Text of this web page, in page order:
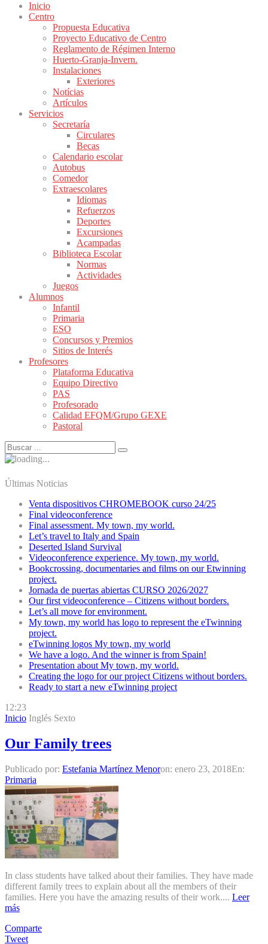
Inicio
Centro
Propuesta Educativa
Proyecto Educativo de Centro
Reglamento de Régimen Interno
Huerto-Granja-Invern.
Instalaciones
Exteriores
Notícias
Artículos
Servicios
Secretaría
Circulares
Becas
Calendario escolar
Autobus
Comedor
Extraescolares
Idiomas
Refuerzos
Deportes
Excursiones
Acampadas
Biblioteca Escolar
Normas
Actividades
Juegos
Alumnos
Infantil
Primaria
ESO
Concursos y Premios
Sitios de Interés
Profesores
Plataforma Educativa
Equipo Directivo
PAS
Profesorado
Calidad EFQM/Grupo GEXE
Pastoral
Últimas Noticias
Venta dispositivos CHROMEBOOK curso 24/25
Final videoconference
Final assessment. My town, my world.
Let’s travel to Italy and Spain
Deserted Island Survival
Videoconference experience. My town, my world.
Bookcrossing, documentaries and films on our Etwinning
project.
Jornada de puertas abiertas CURSO 2026/2027
Our first videoconference – Citizens without borders.
Let’s all move for environment.
My town, my world has logo to represent the eTwinning
project.
eTwinning logos My town, my world
We have a logo. And the winner is from Spain!
Presentation about My town, my world.
Creating the logo for our project Citizens without borders.
Ready to start a new eTwinning project
12:23
Inicio Inglés Sexto
Our Family trees
Publicado por: Estefania Martínez Menoron: enero 23, 2018En:
Primaria
In class students have talked about their families. They have made
different family trees to explain about all the members of their
families. Here you have the amazing results of their work.... Leer
más
Comparte
Tweet